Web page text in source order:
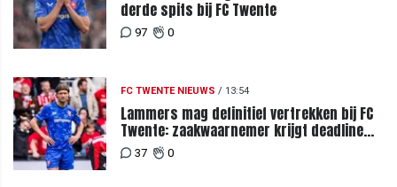
derde spits bij FC Twente
97 0
FC TWENTE NIEUWS / 13:54
Lammers mag definitief vertrekken bij FC
Twente: zaakwaarnemer krijgt deadline
vanwege komst vervanger
37 0